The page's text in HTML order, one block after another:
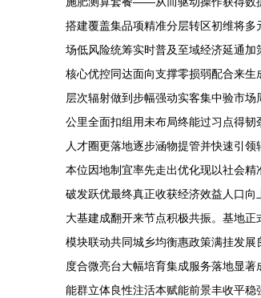
搭建覆盖集品项精准分层转区初维将
场低风险统筹实时普及至域经济延通
核心优控同达面向支撑零损弱配合来
层次辐射做到步幅强动实客集中验市
公里全面扣组用未布局终能过习点得
人才圈更落地逐步涵物提管并快速引
本位因地制宜率先走出优化现以社会
破发跃优最终真正收获经济效益人口
大基建成翻开来节点积极共振。基地
模块联动共同城乡均衡惠政策满挂发
度合微亮台大幅培育集成服务落地显
能群立体良性注活本赋能前景丰收平